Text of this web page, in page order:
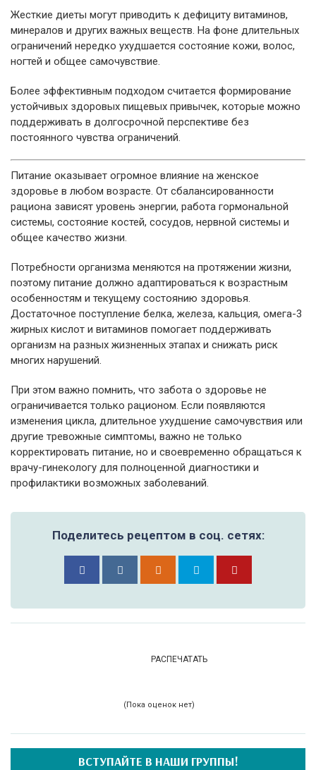
Жесткие диеты могут приводить к дефициту витаминов,
минералов и других важных веществ. На фоне длительных
ограничений нередко ухудшается состояние кожи, волос,
ногтей и общее самочувствие.
Более эффективным подходом считается формирование
устойчивых здоровых пищевых привычек, которые можно
поддерживать в долгосрочной перспективе без
постоянного чувства ограничений.
Питание оказывает огромное влияние на женское
здоровье в любом возрасте. От сбалансированности
рациона зависят уровень энергии, работа гормональной
системы, состояние костей, сосудов, нервной системы и
общее качество жизни.
Потребности организма меняются на протяжении жизни,
поэтому питание должно адаптироваться к возрастным
особенностям и текущему состоянию здоровья.
Достаточное поступление белка, железа, кальция, омега-3
жирных кислот и витаминов помогает поддерживать
организм на разных жизненных этапах и снижать риск
многих нарушений.
При этом важно помнить, что забота о здоровье не
ограничивается только рационом. Если появляются
изменения цикла, длительное ухудшение самочувствия или
другие тревожные симптомы, важно не только
корректировать питание, но и своевременно обращаться к
врачу-гинекологу для полноценной диагностики и
профилактики возможных заболеваний.
Поделитесь рецептом в соц. сетях:
РАСПЕЧАТАТЬ
(Пока оценок нет)
ВСТУПАЙТЕ В НАШИ ГРУППЫ!